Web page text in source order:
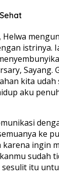
istrinya.
Sayang.
kita udah
aku
ke
ingin
sudah
sesulit itu